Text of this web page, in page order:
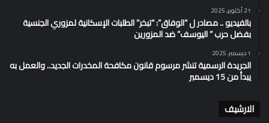
21 أكتوبر، 2025
بالفيديو .. مصادر ل “الوفاق”: “تبخر” الطلبات الإسكانية لمزوري الجنسية
بفضل حرب ” اليوسف” ضد المزورين
1 ديسمبر، 2025
الجريدة الرسمية تنشر مرسوم قانون مكافحة المخدرات الجديد.. والعمل به
يبدأ من 15 ديسمبر
الارشيف